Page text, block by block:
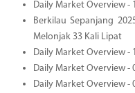
Daily Market Overview -
Berkilau Sepanjang
Melonjak 33 Kali Lipat
Daily Market Overview -
Daily Market Overview -
Daily Market Overview -